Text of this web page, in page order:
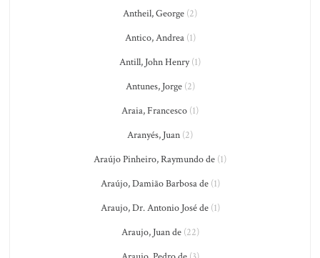
Antheil, George (2)
Antico, Andrea(1)
Antill, John Henry(1)
Antunes, Jorge(2)
Araia, Francesco (1)
Aranyés, Juan (2)
Araújo Pinheiro, Raymundo de (1)
Araújo, Damião Barbosa de(1)
Araujo, Dr. Antonio José de(1)
Araujo, Juan de(22)